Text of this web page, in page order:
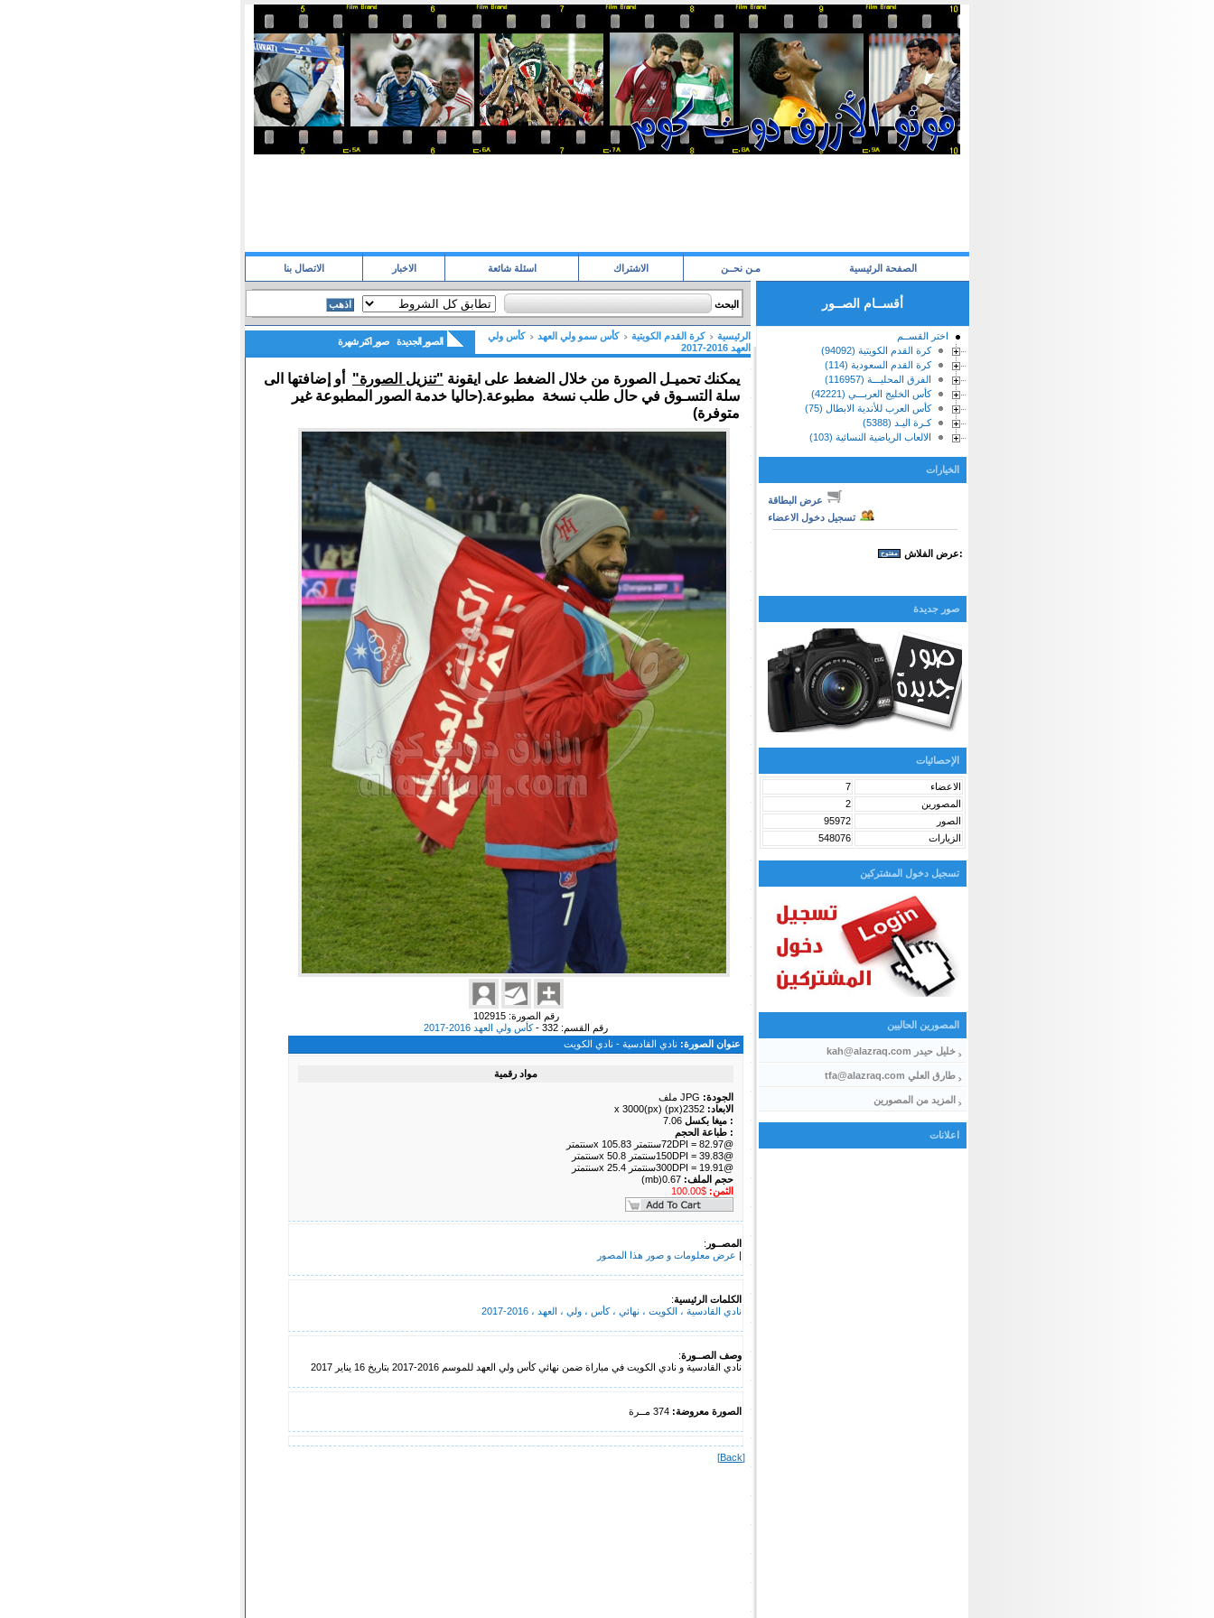
الصفحة الرئيسية مـن نحــن الاشتراك اسئلة شائعة الاخبار الاتصال بنا
أقســام الصــور البحث
اختر القســم
كرة القدم الكويتية (94092)
كرة القدم السعودية (114)
الفرق المحليـــة (116957)
كأس الخليج العربـــي (42221)
كأس العرب للأندية الابطال (75)
كـرة اليـد (5388)
الالعاب الرياضية النسائية (103)
الخيارات
عرض البطاقة
تسجيل دخول الاعضاء
:عرض الفلاش
صور جديدة
الإحصائيات
الاعضاء
7
المصورين
2
الصور
95972
الزيارات
548076
تسجيل دخول المشتركين
المصورين الحاليين
خليل حيدر kah@alazraq.com
طارق العلي tfa@alazraq.com
المزيد من المصورين
اعلانات
الرئيسية كرة القدم الكويتية كأس سمو ولي العهد
كأس ولي
العهد 2016-2017
الصور الجديدة صور اكتر شهرة
يمكنك تحميـل الصورة من خلال الضغط على ايقونة "تنزيل الصورة" أو إضافتها الى
سلة التسـوق في حال طلب نسخة مطبوعة.(حاليا خدمة الصور المطبوعة غير
متوفرة)
رقم الصورة: 102915
رقم القسم: 332 -
كأس ولي العهد 2016-2017
عنوان الصورة: نادي القادسية - نادي الكويت
مواد رقمية
الجودة: JPG ملف
الابعاد:
: ميغا بكسل
: طباعة الحجم
@72DPI = 82.97سنتمتر x 105.83سنتمتر
@150DPI = 39.83سنتمتر x 50.8سنتمتر
@300DPI = 19.91سنتمتر x 25.4سنتمتر
حجم الملف:
الثمن: $100.00
المصــور :
| عرض معلومات و صور هذا المصور
الكلمات الرئيسية:
نادي القادسية ، الكويت ، نهائي ، كأس ، ولي ، العهد ، 2016-2017
وصف الصــورة:
نادي القادسية و نادي الكويت في مباراة ضمن نهائي كأس ولي العهد للموسم 2016-2017 بتاريخ 16 يناير 2017
الصورة معروضة: 374 مــرة
[Back]